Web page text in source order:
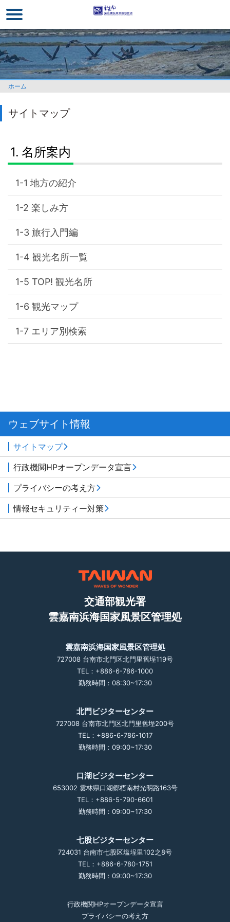
イ
ン
コ
ン
テ
ン
ツ
セ
ホーム
サイトマップ
名所案内
地方の紹介
楽しみ方
旅行入門編
観光名所一覧
TOP! 観光名所
観光マップ
エリア別検索
ウェブサイト情報
サイトマップ
行政機関HPオープンデータ宣言
プライバシーの考え方
情報セキュリティー対策
交通部観光署
雲嘉南浜海国家風景区管理処
雲嘉南浜海国家風景区管理処
727008 台南市北門区北門里舊埕119号
TEL：+886-6-786-1000
勤務時間：08:30~17:30
北門ビジターセンター
727008 台南市北門区北門里舊埕200号
TEL：+886-6-786-1017
勤務時間：09:00~17:30
口湖ビジターセンター
653002 雲林県口湖郷梧南村光明路163号
TEL：+886-5-790-6601
勤務時間：09:00~17:30
七股ビジターセンター
724031 台南市七股区塩埕里102之8号
TEL：+886-6-780-1751
勤務時間：09:00~17:30
行政機関HPオープンデータ宣言
プライバシーの考え方